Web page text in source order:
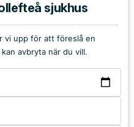
sjukhus
vi upp för att föreslå en
avbryta när du vill.